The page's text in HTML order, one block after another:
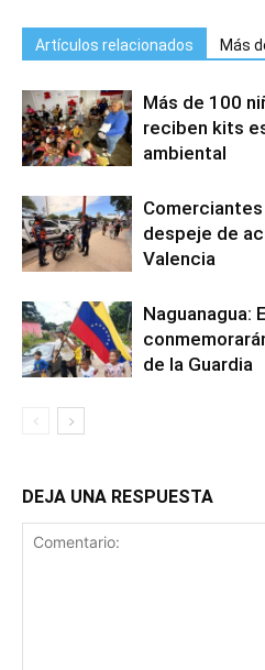
Artículos relacionados Más
Más de 100
reciben kits
ambiental
despeje de
Valencia
Naguanagua:
de la Guardia
DEJA UNA RESPUESTA